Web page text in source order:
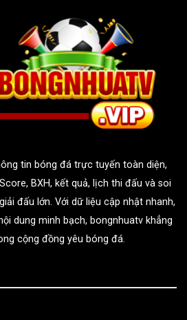
tin bóng đá trực tuyến toàn diện,
BXH, kết quả, lịch thi đấu và soi
đấu lớn. Với dữ liệu cập nhật nhanh,
dung minh bạch, bongnhuatv khẳng
cộng đồng yêu bóng đá.